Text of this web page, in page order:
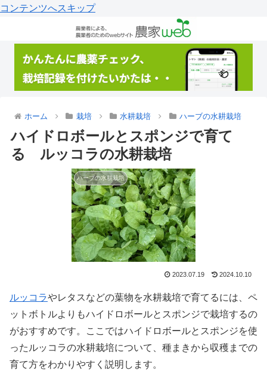
コンテンツへスキップ
ホーム 栽培 水耕栽培 ハーブの水耕栽培
ハイドロボールとスポンジで育て
る ルッコラの水耕栽培
ハーブの水耕栽培
2023.07.19 2024.10.10
ルッコラやレタスなどの葉物を水耕栽培で育てるには、ペ
ットボトルよりもハイドロボールとスポンジで栽培するの
がおすすめです。ここではハイドロボールとスポンジを使
ったルッコラの水耕栽培について、種まきから収穫までの
育て方をわかりやすく説明します。